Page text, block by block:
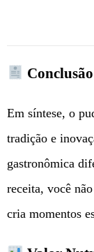
Conclusão
Em síntese, o
tradição e
gastronômica
receita, você
cria momentos